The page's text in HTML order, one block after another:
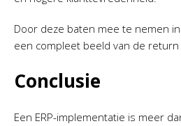
Door deze baten mee te nemen
een compleet beeld van de
Conclusie
Een ERP-implementatie is meer